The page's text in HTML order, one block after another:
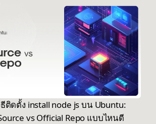
ติดตั้ง install node js บน Ubuntu:
vs Official Repo แบบไหนดี